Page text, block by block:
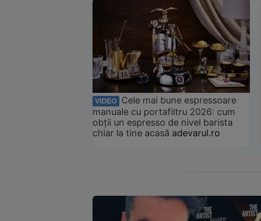
VIDEO
Cele mai bune espressoare
manuale cu portafiltru 2026: cum
obții un espresso de nivel barista
chiar la tine acasă adevarul.ro